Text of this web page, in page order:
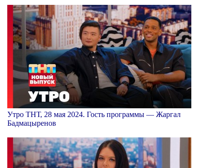
Утро ТНТ, 28 мая 2024. Гость программы — Жаргал
Бадмацыренов